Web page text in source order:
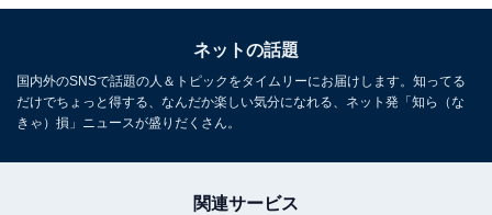
ネットの話題
国内外のSNSで話題の人＆トピックをタイムリーにお届けします。知ってる
だけでちょっと得する、なんだか楽しい気分になれる、ネット発「知ら（な
きゃ）損」ニュースが盛りだくさん。
関連サービス